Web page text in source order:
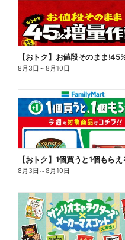
8月3日 ～8月10日
8月3日 ～8月10日